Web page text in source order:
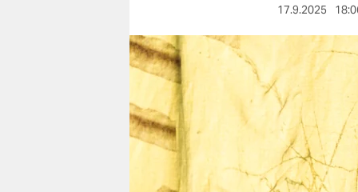
berlin
nord
wahrheit
verlag
verlag
17.9.2025